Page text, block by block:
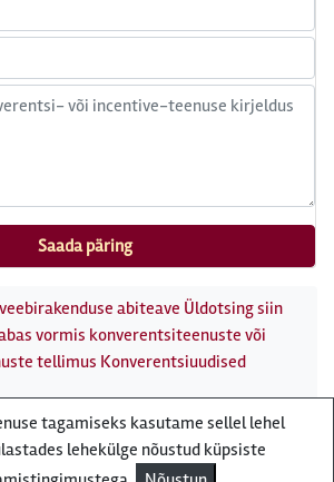
abiteave Üldotsing siin
vormis konverentsiteenuste või
tellimus Konverentsiuudised
reisibüroo Reisiekspert
8B Tallinn, Eesti - e-post:
tagamiseks kasutame sellel lehel
lehekülge nõustud küpsiste